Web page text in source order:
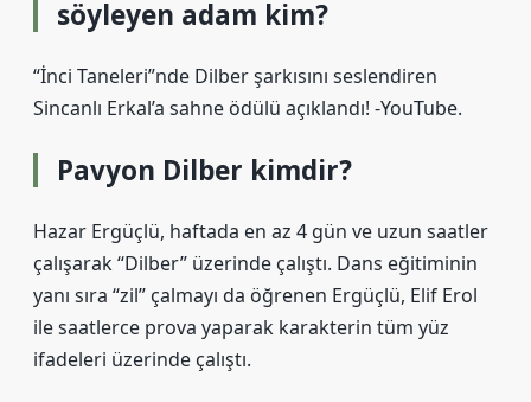
söyleyen adam kim?
“İnci Taneleri”nde Dilber şarkısını seslendiren
Sincanlı Erkal’a sahne ödülü açıklandı! -YouTube.
Pavyon Dilber kimdir?
Hazar Ergüçlü, haftada en az 4 gün ve uzun saatler
çalışarak “Dilber” üzerinde çalıştı. Dans eğitiminin
yanı sıra “zil” çalmayı da öğrenen Ergüçlü, Elif Erol
ile saatlerce prova yaparak karakterin tüm yüz
ifadeleri üzerinde çalıştı.